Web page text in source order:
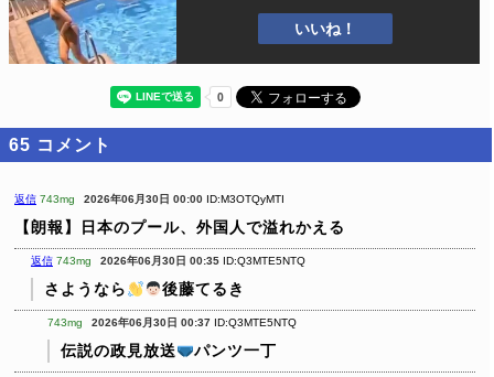
いいね！
65 コメント
返信 743mg 2026年06月30日 00:00 ID:M3OTQyMTI
【朗報】日本のプール、外国人で溢れかえる
返信 743mg 2026年06月30日 00:35 ID:Q3MTE5NTQ
さようなら 後藤てるき
743mg 2026年06月30日 00:37 ID:Q3MTE5NTQ
伝説の政見放送 パンツ一丁